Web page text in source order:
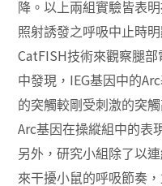
降。以上兩組實驗皆表
照射誘發之呼吸中止時
CatFISH技術來觀察腿
中發現， IEG基因中的Arc
的突觸較剛受刺激的突
Arc基因在操縱組中的表
另外，研究小組除了以
來干擾小鼠的呼吸節奏